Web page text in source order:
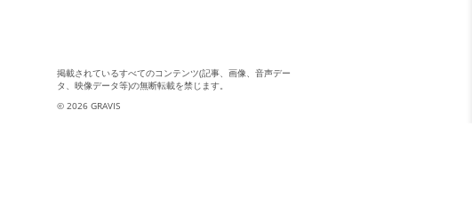
掲載されているすべてのコンテンツ(記事、画像、音声デー
タ、映像データ等)の無断転載を禁じます。
© 2026 GRAVIS